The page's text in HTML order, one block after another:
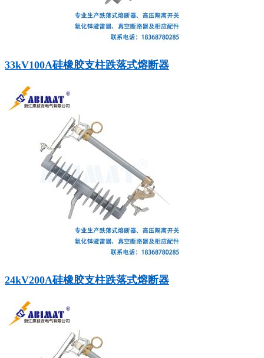
33kV100A硅橡胶支柱跌落式熔断器
24kV200A硅橡胶支柱跌落式熔断器